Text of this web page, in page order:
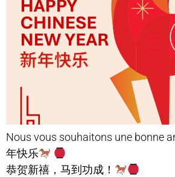
Nous vous souhaitons une bonne
年快乐
恭贺新禧，马到功成！